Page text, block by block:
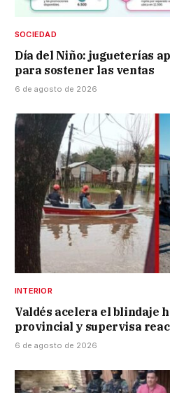
SOCIEDAD
Día del Niño: jugueterías
para sostener las ventas
6 de agosto de 2026
INTERIOR
Valdés acelera el blindaje
provincial y supervisa
6 de agosto de 2026